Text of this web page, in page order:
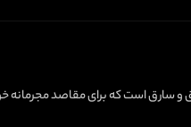
و سارق است که برای مقاصد